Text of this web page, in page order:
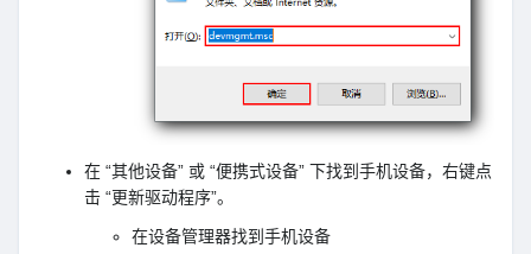
在 “其他设备” 或 “便携式设备” 下找到手机设备，右键点
击 “更新驱动程序”。
在设备管理器找到手机设备